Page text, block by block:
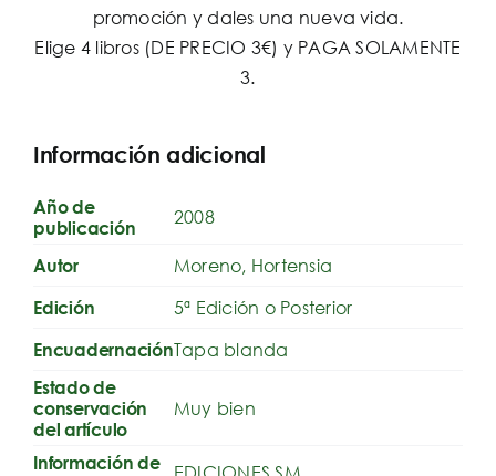
promoción y dales una nueva vida.
Elige 4 libros (DE PRECIO 3€) y PAGA SOLAMENTE
3.
Información adicional
Año de
publicación
2008
Autor Moreno, Hortensia
Edición 5ª Edición o Posterior
EncuadernaciónTapa blanda
Estado de
conservación
del artículo
Muy bien
Información de